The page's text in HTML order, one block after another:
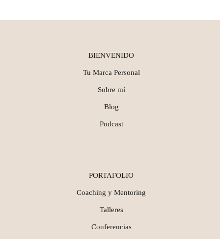
BIENVENIDO
Tu Marca Personal
Sobre mí
Blog
Podcast
PORTAFOLIO
Coaching y Mentoring
Talleres
Conferencias